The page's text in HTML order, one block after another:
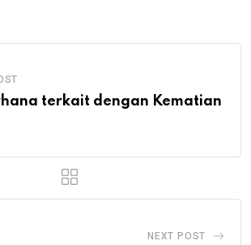
terkait dengan Kematian
NEXT POST